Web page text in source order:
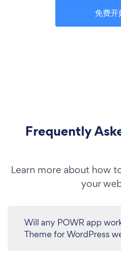
免费开
Frequently
Learn more about how
your
Will any POWR app
Theme for WordPress